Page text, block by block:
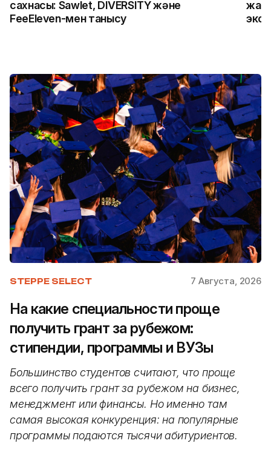
сахнасы: Sawlet, DIVERSITY және
FeeEleven-мен танысу
STEPPE SELECT 7 Августа, 2026
На какие специальности проще
получить грант за рубежом:
стипендии, программы и ВУЗы
Большинство студентов считают, что проще
всего получить грант за рубежом на бизнес,
менеджмент или финансы. Но именно там
самая высокая конкуренция: на популярные
программы подаются тысячи абитуриентов.